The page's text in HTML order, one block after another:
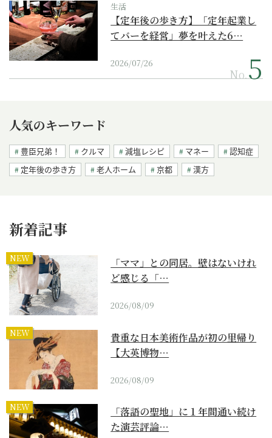
生活
【定年後の歩き方】「定年起業し
てバーを経営」夢を叶えた6…
2026/07/26
No.
人気のキーワード
豊臣兄弟！ クルマ 減塩レシピ マネー
認知症
定年後の歩き方
老人ホーム 京都 漢方
新着記事
NEW
「ママ」との同居。壁はないけれ
ど感じる「…
2026/08/09
NEW
貴重な日本美術作品が初の里帰り
【大英博物…
2026/08/09
NEW
「落語の聖地」に１年間通い続け
た演芸評論…